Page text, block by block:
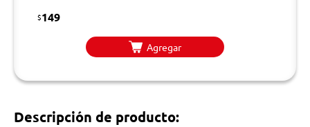
$149
Agregar
Descripción de producto: